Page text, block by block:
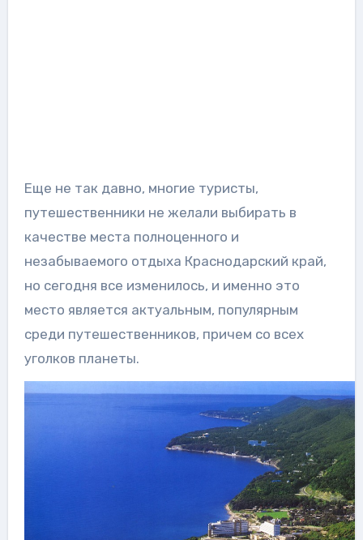
Еще не так давно, многие туристы,
путешественники не желали выбирать в
качестве места полноценного и
незабываемого отдыха Краснодарский край,
но сегодня все изменилось, и именно это
место является актуальным, популярным
среди путешественников, причем со всех
уголков планеты.